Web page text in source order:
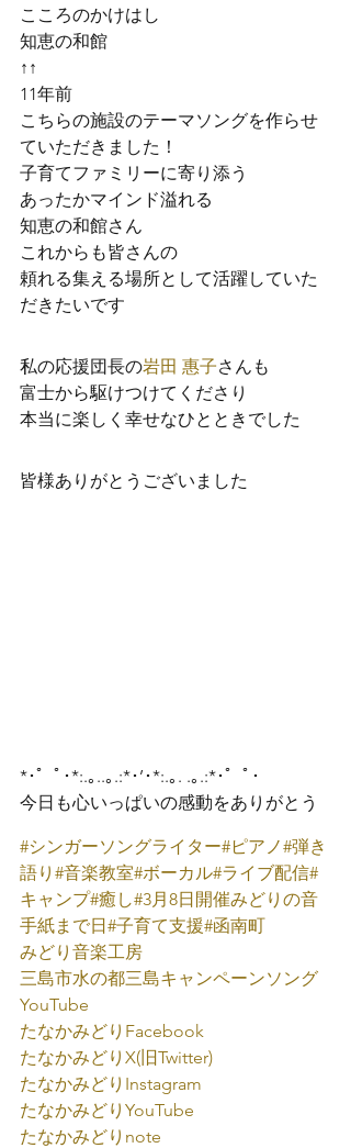
こころのかけはし
知恵の和館
↑↑
11年前
こちらの施設のテーマソングを作らせ
ていただきました！
子育てファミリーに寄り添う
あったかマインド溢れる
知恵の和館さん
これからも皆さんの
頼れる集える場所として活躍していた
だきたいです
私の応援団長の岩田 惠子さんも
富士から駆けつけてくださり
本当に楽しく幸せなひとときでした
皆様ありがとうございました
*･゜ﾟ･*:.｡..｡.:*･’･*:.｡. .｡.:*･゜ﾟ･
今日も心いっぱいの感動をありがとう
#シンガーソングライター#ピアノ#弾き
語り #音楽教室#ボーカル#ライブ配信#
キャンプ#癒し#3月8日開催みどりの音
手紙まで日#子育て支援#函南町
みどり音楽工房
三島市水の都三島キャンペーンソング
YouTube
たなかみどり Facebook
たなかみどり X(旧Twitter)
たなかみどり Instagram
たなかみどり YouTube
たなかみどりnote